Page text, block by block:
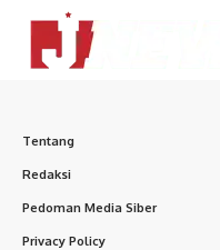
Tentang
Redaksi
Pedoman Media Siber
Privacy Policy